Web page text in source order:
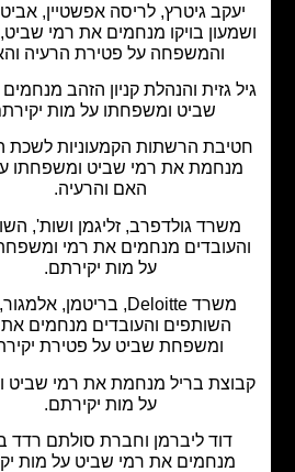
גיטרץ, לריסה אפשטיין, אביטן משה
בויקו מנחמים את רמי שביט, הילדים
והמשפחה על פטירת הרעיה והאם.
גזית והנהלת קניון הזהב מנחמים את רמי
שביט ומשפחתו על מות יקירתם.
הרשתות הקמעוניות לשכת המסחר
את רמי שביט ומשפחתו על מות
האם והרעיה.
גולדפרב, זליגמן ושות', השותפים
מנחמים את רמי ומשפחת שביט
על מות יקירתם.
משרד Deloitte, בריטמן, אלמגור, זהר,
השותפים והעובדים מנחמים את רמי
ומשפחת שביט על פטירת יקירתם.
בריל מנחמת את רמי שביט ובני ניתו
על מות יקירתם.
דוד ליברמן וחברת סולתם רדד בע"מ
מנחמים את רמי שביט על מות יקירתו.